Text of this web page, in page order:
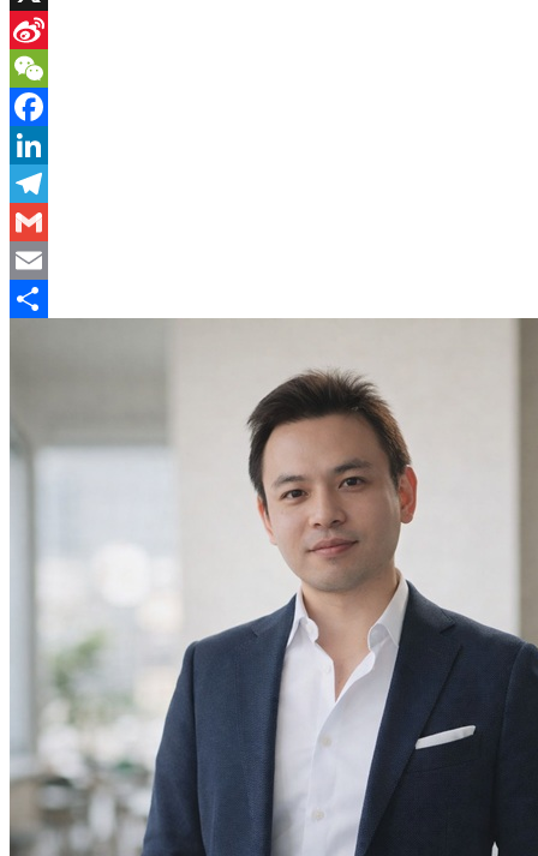
X
Sina
Weibo
WeChat
Facebook
LinkedIn
Telegram
Gmail
Email